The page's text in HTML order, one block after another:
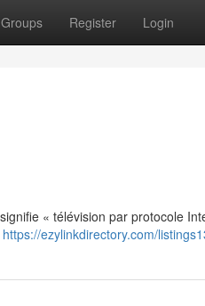
Groups Register Login
« télévision par protocole
https://ezylinkdirectory.com/